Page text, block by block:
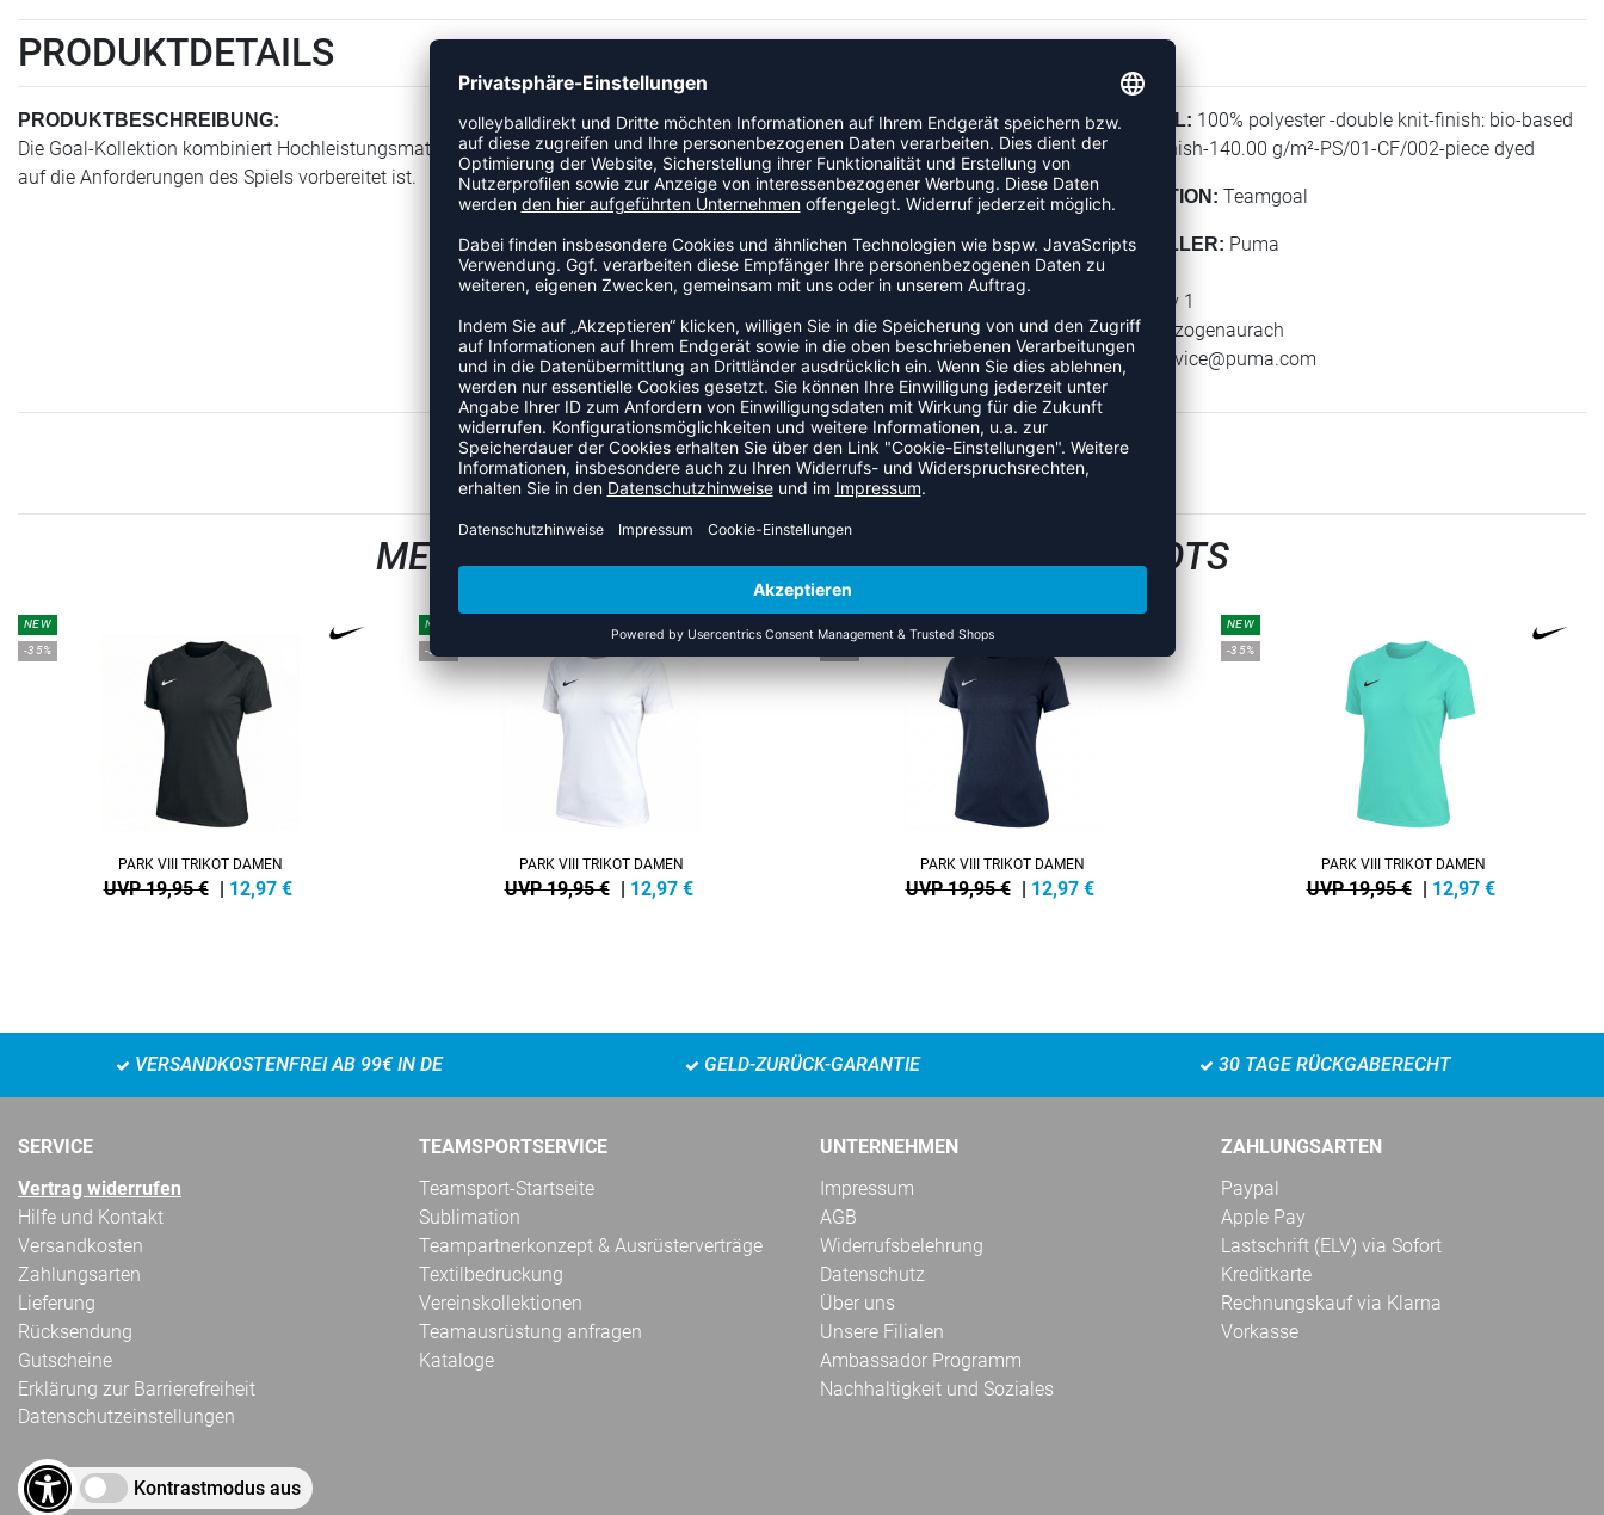
PRODUKTDETAILS
PRODUKTBESCHREIBUNG:
Die Goal-Kollektion kombiniert Hochleistungsmaterialien mit modernem Design, damit deine Mannschaft auf allen Ebenen
auf die Anforderungen des Spiels vorbereitet ist.
MATERIAL: 100% polyester -double knit-finish: bio-based
wicking finish-140.00 g/m²-PS/01-CF/002-piece dyed
KOLLEKTION: Teamgoal
HERSTELLER: Puma
Puma SE
Puma Way 1
91074 Herzogenaurach
E-Mail:
service@puma.com
ZULETZT ANGESEHEN
MEHR AUS DER KATEGORIE VOLLEYBALLTRIKOTS
NEW
-35%
PARK VIII TRIKOT DAMEN
UVP 19,95 € | 12,97 €
NEW
-35%
PARK VIII TRIKOT DAMEN
UVP 19,95 € | 12,97 €
PARK VIII TRIKOT DAMEN
UVP 19,95 € | 12,97 €
NEW
-35%
PARK VIII TRIKOT DAMEN
UVP 19,95 € | 12,97 €
VERSANDKOSTENFREI AB 99€ IN DE GELD-ZURÜCK-GARANTIE 30 TAGE RÜCKGABERECHT
SERVICE
Vertrag widerrufen
Hilfe und Kontakt
Versandkosten
Zahlungsarten
Lieferung
Rücksendung
Gutscheine
Erklärung zur Barrierefreiheit
Datenschutzeinstellungen
Kontrastmodus aus
TEAMSPORTSERVICE
Teamsport-Startseite
Sublimation
Teampartnerkonzept & Ausrüsterverträge
Textilbedruckung
Vereinskollektionen
Teamausrüstung anfragen
Kataloge
UNTERNEHMEN
Impressum
AGB
Widerrufsbelehrung
Datenschutz
Über uns
Unsere Filialen
Ambassador Programm
Nachhaltigkeit und Soziales
ZAHLUNGSARTEN
Paypal
Apple Pay
Lastschrift (ELV) via Sofort
Kreditkarte
Rechnungskauf via Klarna
Vorkasse